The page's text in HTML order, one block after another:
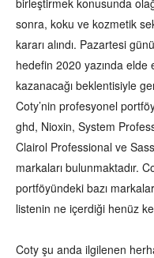
sonra, koku ve kozmetik
kararı alındı. Pazartesi
hedefin 2020 yazında
kazanacağı beklentisiyle
Coty’nin profesyonel
ghd, Nioxin, System
Clairol Professional ve
markaları bulunmaktadır.
portföyündeki bazı
listenin ne içerdiği henüz
Coty şu anda ilgilenen